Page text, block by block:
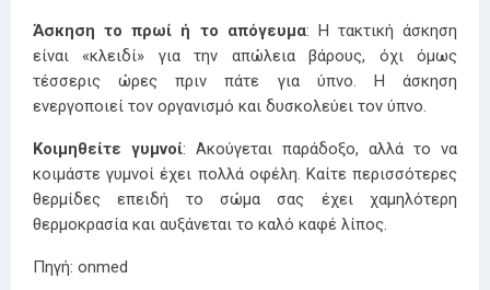
Άσκηση το πρωί ή το απόγευμα: Η τακτική άσκηση
είναι «κλειδί» για την απώλεια βάρους, όχι όμως
τέσσερις ώρες πριν πάτε για ύπνο. Η άσκηση
ενεργοποιεί τον οργανισμό και δυσκολεύει τον ύπνο.
Κοιμηθείτε γυμνοί: Ακούγεται παράδοξο, αλλά το να
κοιμάστε γυμνοί έχει πολλά οφέλη. Καίτε περισσότερες
θερμίδες επειδή το σώμα σας έχει χαμηλότερη
θερμοκρασία και αυξάνεται το καλό καφέ λίπος.
Πηγή: onmed